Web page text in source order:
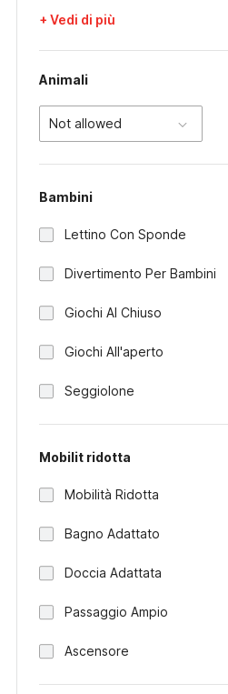
+ Vedi di più
Animali
Not allowed
Bambini
Lettino Con Sponde
Divertimento Per Bambini
Giochi Al Chiuso
Giochi All'aperto
Seggiolone
Mobilit ridotta
Mobilità Ridotta
Bagno Adattato
Doccia Adattata
Passaggio Ampio
Ascensore